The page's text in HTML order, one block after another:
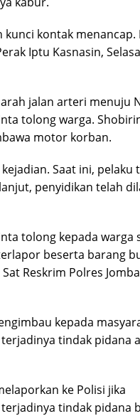
kontak menancap.
Iptu Kasnasin, Selasa
jalan arteri menuju
tolong warga.
motor korban.
Saat ini, pelaku
penyidikan telah
tolong kepada warga
beserta barang
Reskrim Polres
kepada
tindak pidana
ke Polisi jika
tindak pidana